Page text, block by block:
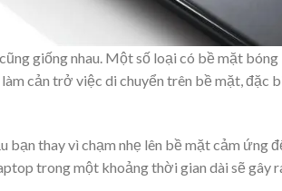
giống nhau. Một số loại có bề mặt bóng
cản trở việc di chuyển trên bề mặt, đặc
bạn thay vì chạm nhẹ lên bề mặt cảm ứng
trong một khoảng thời gian dài sẽ gây